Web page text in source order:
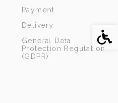
Payment
Delivery
General Data
Protection Regulation
(GDPR)